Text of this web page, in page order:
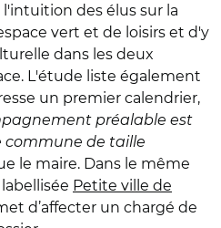
des élus sur la
vert et de loisirs et d'y
dans les deux
L'étude liste également
un premier calendrier,
préalable est
commune de taille
le maire. Dans le même
Petite ville de
d’affecter un chargé de